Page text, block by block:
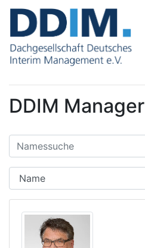
DDIM Manager